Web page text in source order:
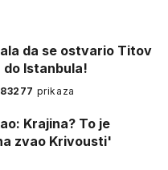
da se ostvario Titov
Istanbula!
prikaza
Krajina? To je
zvao Krivousti'